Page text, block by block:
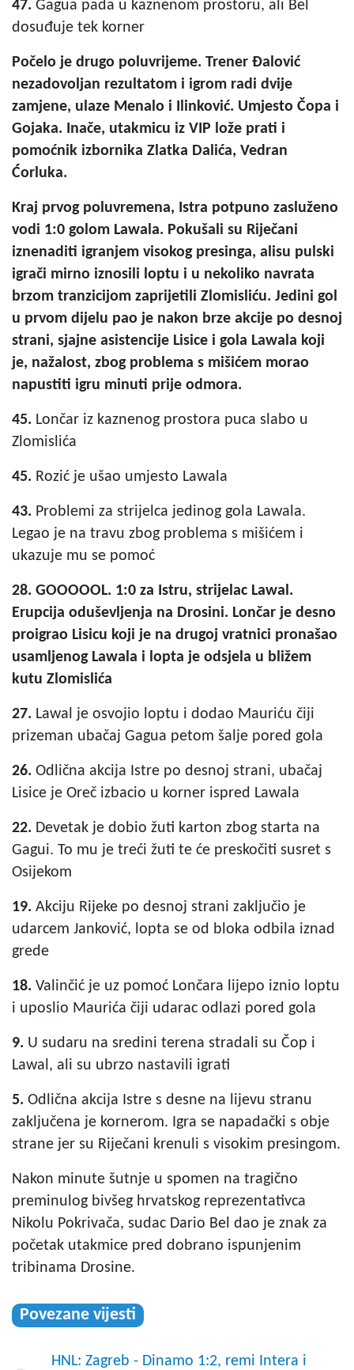
47. Gagua pada u kaznenom prostoru, ali Bel
dosuđuje tek korner
Počelo je drugo poluvrijeme. Trener Đalović
nezadovoljan rezultatom i igrom radi dvije
zamjene, ulaze Menalo i Ilinković. Umjesto Čopa i
Gojaka. Inače, utakmicu iz VIP lože prati i
pomoćnik izbornika Zlatka Dalića, Vedran
Ćorluka.
Kraj prvog poluvremena, Istra potpuno zasluženo
vodi 1:0 golom Lawala. Pokušali su Riječani
iznenaditi igranjem visokog presinga, alisu pulski
igrači mirno iznosili loptu i u nekoliko navrata
brzom tranzicijom zaprijetili Zlomisliću. Jedini gol
u prvom dijelu pao je nakon brze akcije po desnoj
strani, sjajne asistencije Lisice i gola Lawala koji
je, nažalost, zbog problema s mišićem morao
napustiti igru minuti prije odmora.
45. Lončar iz kaznenog prostora puca slabo u
Zlomislića
45. Rozić je ušao umjesto Lawala
43. Problemi za strijelca jedinog gola Lawala.
Legao je na travu zbog problema s mišićem i
ukazuje mu se pomoć
28. GOOOOOL. 1:0 za Istru, strijelac Lawal.
Erupcija oduševljenja na Drosini. Lončar je desno
proigrao Lisicu koji je na drugoj vratnici pronašao
usamljenog Lawala i lopta je odsjela u bližem
kutu Zlomislića
27. Lawal je osvojio loptu i dodao Mauriću čiji
prizeman ubačaj Gagua petom šalje pored gola
26. Odlična akcija Istre po desnoj strani, ubačaj
Lisice je Oreč izbacio u korner ispred Lawala
22. Devetak je dobio žuti karton zbog starta na
Gagui. To mu je treći žuti te će preskočiti susret s
Osijekom
19. Akciju Rijeke po desnoj strani zaključio je
udarcem Janković, lopta se od bloka odbila iznad
grede
18. Valinčić je uz pomoć Lončara lijepo iznio loptu
i uposlio Maurića čiji udarac odlazi pored gola
9. U sudaru na sredini terena stradali su Čop i
Lawal, ali su ubrzo nastavili igrati
5. Odlična akcija Istre s desne na lijevu stranu
zaključena je kornerom. Igra se napadački s obje
strane jer su Riječani krenuli s visokim presingom.
Nakon minute šutnje u spomen na tragično
preminulog bivšeg hrvatskog reprezentativca
Nikolu Pokrivača, sudac Dario Bel dao je znak za
početak utakmice pred dobrano ispunjenim
tribinama Drosine.
Povezane vijesti
HNL: Zagreb - Dinamo 1:2, remi Intera i